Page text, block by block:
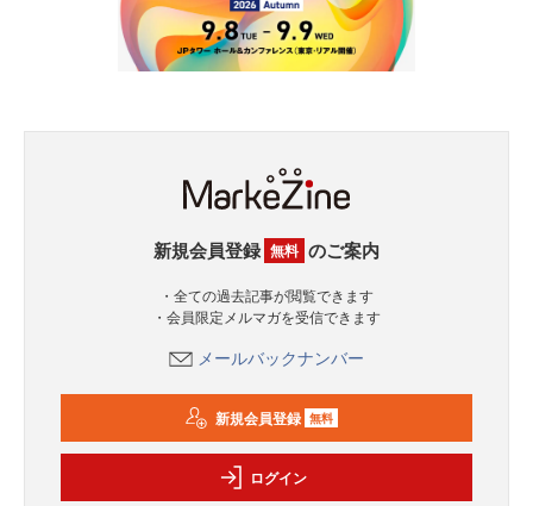
新規会員登録 無料 のご案内
・全ての過去記事が閲覧できます
・会員限定メルマガを受信できます
メールバックナンバー
新規会員登録 無料
ログイン